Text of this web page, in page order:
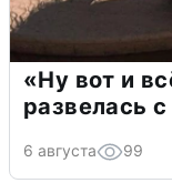
«Ну вот и
развелась
6 августа 99